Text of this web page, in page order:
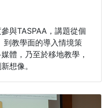
與TASPAA，講題從個
到教學面的導入情境策
體，乃至於移地教學，
想像。